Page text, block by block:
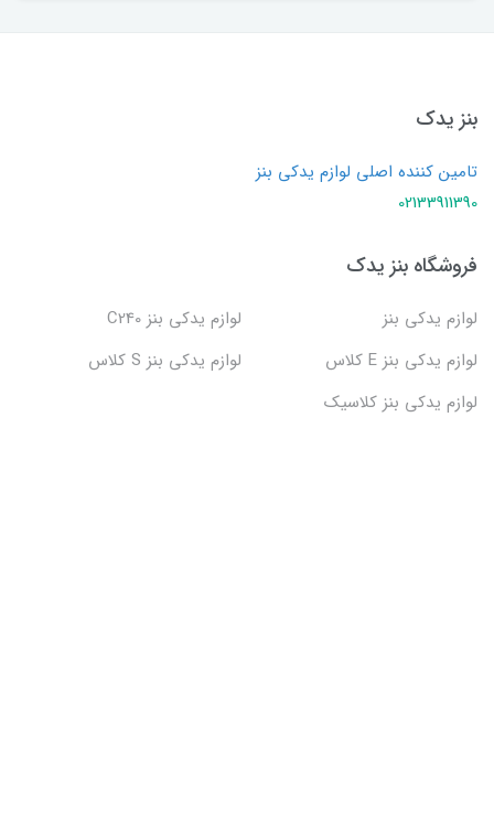
بنز یدک
تامین کننده اصلی لوازم یدکی بنز
02133911390
فروشگاه بنز یدک
لوازم یدکی بنز
لوازم یدکی بنز C240
لوازم یدکی بنز E کلاس
لوازم یدکی بنز S کلاس
لوازم یدکی بنز کلاسیک